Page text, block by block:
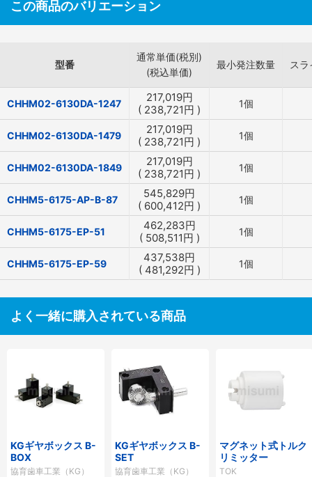
この商品のバリエーション
型番
通常単価(税別)
(税込単価)
最小発注数量 ス
CHHM02-6130DA-1247 217,019円
( 238,721円 ) 1個
CHHM02-6130DA-1479 217,019円
( 238,721円 ) 1個
CHHM02-6130DA-1849 217,019円
( 238,721円 ) 1個
CHHM5-6175-AP-B-87 545,829円
( 600,412円 ) 1個
CHHM5-6175-EP-51 462,283円
( 508,511円 ) 1個
CHHM5-6175-EP-59 437,538円
( 481,292円 ) 1個
よく一緒に購入されている商品
KGギヤボックス B-
BOX
協育歯車工業（KG）
KGギヤボックス B-
SET
協育歯車工業（KG）
マグネット式トルク
リミッター
TOK